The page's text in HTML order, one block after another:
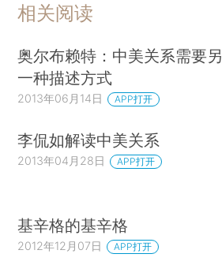
相关阅读
奥尔布赖特：中美关系需要另
一种描述方式
2013年06月14日 APP打开
李侃如解读中美关系
2013年04月28日 APP打开
基辛格的基辛格
2012年12月07日 APP打开